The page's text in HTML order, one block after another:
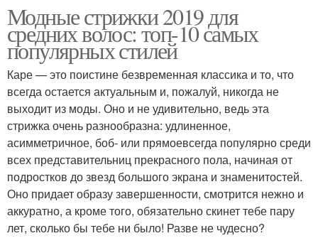
Модные стрижки 2019 для
средних волос: топ-10 самых
популярных стилей
Каре — это поистине безвременная классика и то, что
всегда остается актуальным и, пожалуй, никогда не
выходит из моды. Оно и не удивительно, ведь эта
стрижка очень разнообразна: удлиненное,
асимметричное, боб- или прямоевсегда популярно среди
всех представительниц прекрасного пола, начиная от
подростков до звезд большого экрана и знаменитостей.
Оно придает образу завершенности, смотрится нежно и
аккуратно, а кроме того, обязательно скинет тебе пару
лет, сколько бы тебе ни было! Разве не чудесно?